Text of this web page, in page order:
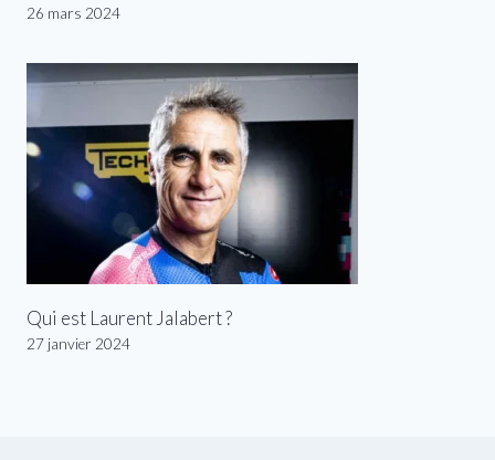
26 mars 2024
Qui est Laurent Jalabert ?
27 janvier 2024